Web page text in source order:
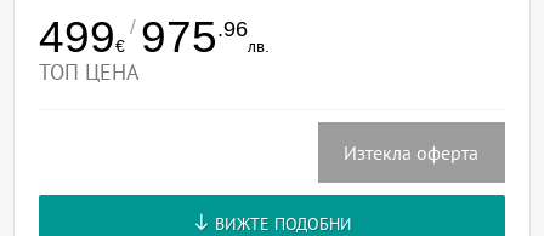
499€
/ 975.96
лв.
ТОП ЦЕНА
Изтекла оферта
ВИЖТЕ ПОДОБНИ